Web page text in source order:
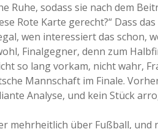
Ruhe, sodass sie nach dem
Rote Karte gerecht?“ Dass
wen interessiert das schon,
Finalgegner, denn zum
so lang vorkam, nicht wahr,
Mannschaft im Finale.
Analyse, und kein Stück
mehrheitlich über Fußball,